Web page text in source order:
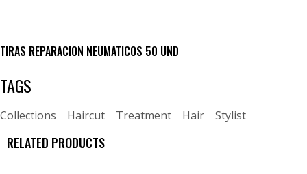
TIRAS REPARACION NEUMATICOS 50 UND
TAGS
Collections Haircut Treatment Hair Stylist
RELATED PRODUCTS